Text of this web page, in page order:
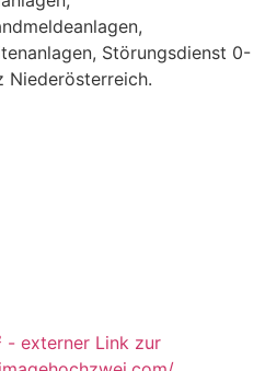
Störungsdienst 0-
Niederösterreich.